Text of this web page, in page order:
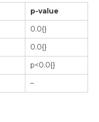
p-value
0.0{}
0.0{}
p<0.0{}
–